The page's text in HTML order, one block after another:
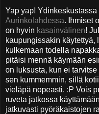
Yap yap!
Aurinkolahdessa. Ihmiset
on hyvin kasainvälinen!
kaupungissakin
kulkemaan todella
pitäisi mennä käymään
on luksusta, kun ei
sen kummemmin, sillä
vieläpä nopeasti. :P Vois
ruveta jatkossa
jatkuvasti pyöräkaistojen